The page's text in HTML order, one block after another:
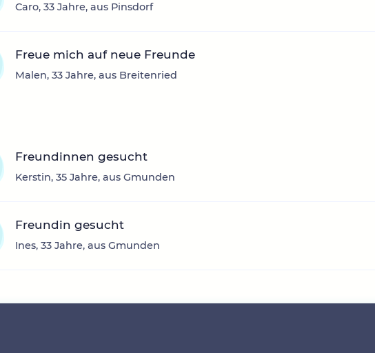
Caro, 33 Jahre, aus Pinsdorf
Freue mich auf neue Freunde
Malen, 33 Jahre, aus Breitenried
Freundinnen gesucht
Kerstin, 35 Jahre, aus Gmunden
Freundin gesucht
Ines, 33 Jahre, aus Gmunden